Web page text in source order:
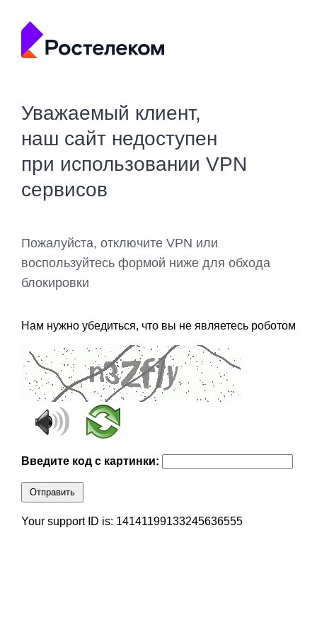
Уважаемый клиент,
наш сайт недоступен
при использовании VPN
сервисов
Пожалуйста, отключите VPN или
воспользуйтесь формой ниже для обхода
блокировки
Нам нужно убедиться, что вы не являетесь роботом
Введите код с картинки:
Отправить
Your support ID is: 14141199133245636555